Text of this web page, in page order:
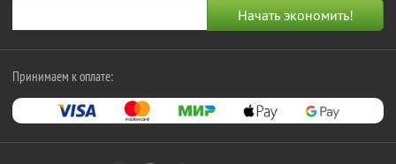
Принимаем к оплате: